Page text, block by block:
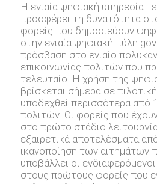
Η ενιαία ψηφιακή υπηρεσία -
προσφέρει τη δυνατότητα
φορείς που δημοσιεύουν
στην ενιαία ψηφιακή πύλη
πρόσβαση στο ενιαίο
επικοινωνίας πολιτών που
τελευταίο. Η χρήση της
βρίσκεται σήμερα σε
υποδεχθεί περισσότερα από
πολιτών. Οι φορείς που
στο πρώτο στάδιο
εξαιρετικά αποτελέσματα
ικανοποίηση των αιτημάτων
υποβάλλει οι
στους πρώτους φορείς που